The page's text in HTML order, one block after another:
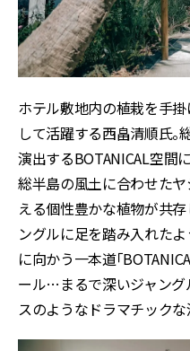
ホテル敷地内の植栽を手
して活躍する西畠清順氏
演出するBOTANICAL空間
総半島の風土に合わせた
える個性豊かな植物が共
ングルに足を踏み入れた
に向かう一本道「
ール…まるで深いジャン
スのようなドラマチックな